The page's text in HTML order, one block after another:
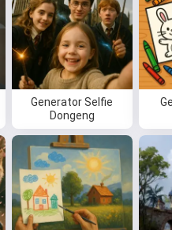
Generator Selfie
Dongeng